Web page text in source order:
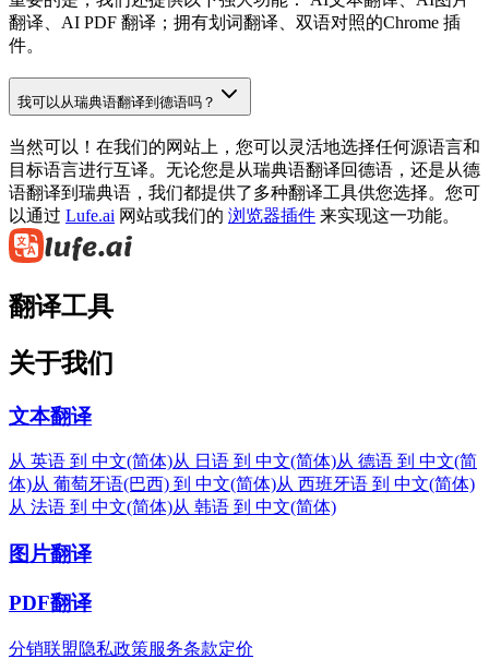
翻译、AI PDF 翻译；拥有划词翻译、双语对照的Chrome 插
件。
我可以从瑞典语翻译到德语吗？
当然可以！在我们的网站上，您可以灵活地选择任何源语言和
目标语言进行互译。无论您是从瑞典语翻译回德语，还是从德
语翻译到瑞典语，我们都提供了多种翻译工具供您选择。您可
以通过 Lufe.ai 网站或我们的 浏览器插件 来实现这一功能。
翻译工具
关于我们
文本翻译
从 英语 到 中文(简体)从 日语 到 中文(简体)从 德语 到 中文(简
体)从 葡萄牙语(巴西) 到 中文(简体)从 西班牙语 到 中文(简体)
从 法语 到 中文(简体)从 韩语 到 中文(简体)
图片翻译
PDF翻译
分销联盟隐私政策服务条款定价